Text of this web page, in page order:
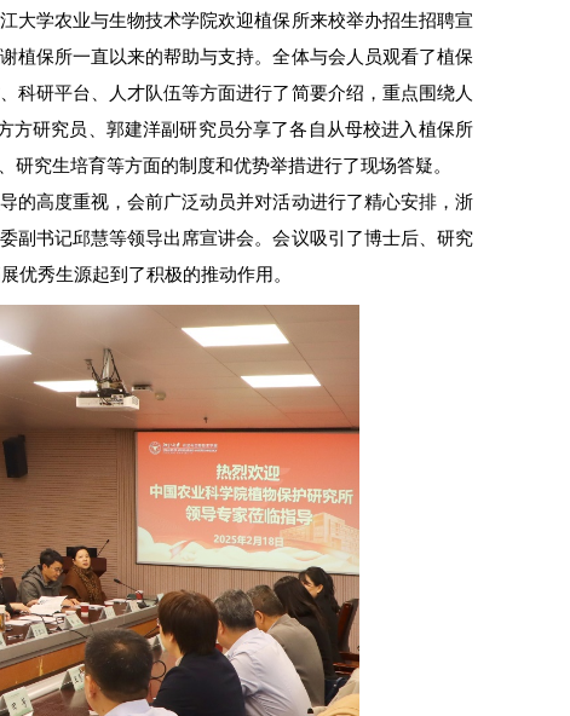
大学农业与生物技术学院欢迎植保所来校举办招生招聘宣
植保所一直以来的帮助与支持。全体与会人员观看了植保
科研平台、人才队伍等方面进行了简要介绍，重点围绕人
方研究员、郭建洋副研究员分享了各自从母校进入植保所
究生培育等方面的制度和优势举措进行了现场答疑。
的高度重视，会前广泛动员并对活动进行了精心安排，浙
副书记邱慧等领导出席宣讲会。会议吸引了博士后、研究
优秀生源起到了积极的推动作用。